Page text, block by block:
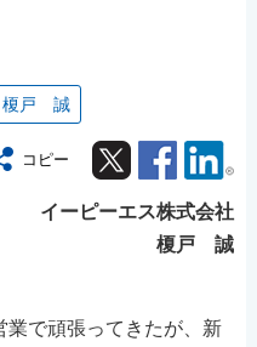
榎戸 誠
コピー Twitter Facebook
イーピーエス株式会社
榎戸 誠
業で頑張ってきたが、新